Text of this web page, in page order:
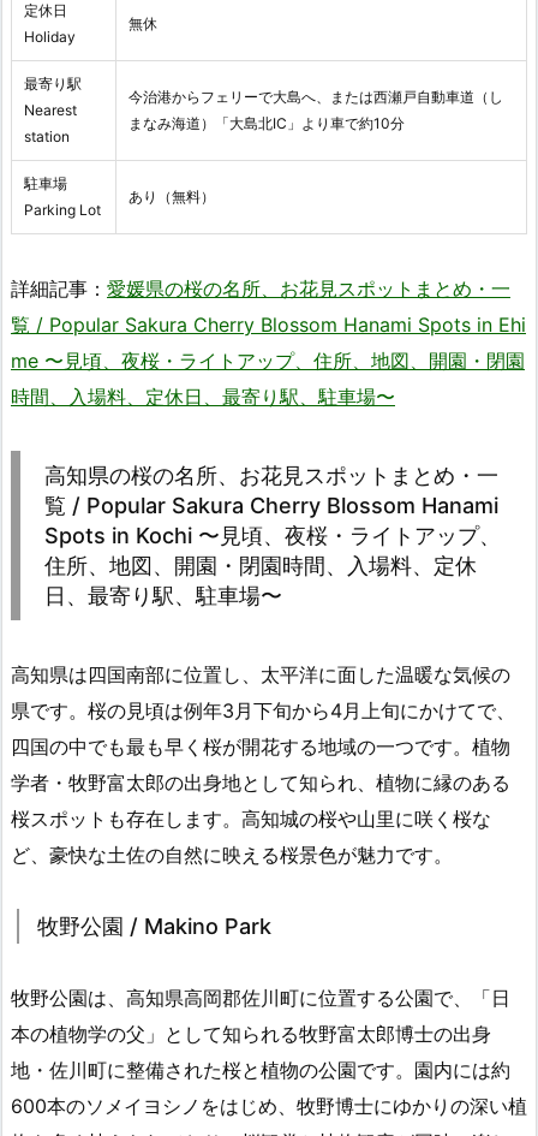
定休日
Holiday
無休
最寄り駅
Nearest
station
今治港からフェリーで大島へ、または西瀬戸自動車道（し
まなみ海道）「大島北IC」より車で約10分
駐車場
Parking Lot
あり（無料）
詳細記事： 愛媛県の桜の名所、お花見スポットまとめ・一
覧 / Popular Sakura Cherry Blossom Hanami Spots in Ehi
me 〜見頃、夜桜・ライトアップ、住所、地図、開園・閉園
時間、入場料、定休日、最寄り駅、駐車場〜
高知県の桜の名所、お花見スポットまとめ・一
覧 / Popular Sakura Cherry Blossom Hanami
Spots in Kochi 〜見頃、夜桜・ライトアップ、
住所、地図、開園・閉園時間、入場料、定休
日、最寄り駅、駐車場〜
高知県は四国南部に位置し、太平洋に面した温暖な気候の
県です。桜の見頃は例年3月下旬から4月上旬にかけてで、
四国の中でも最も早く桜が開花する地域の一つです。植物
学者・牧野富太郎の出身地として知られ、植物に縁のある
桜スポットも存在します。高知城の桜や山里に咲く桜な
ど、豪快な土佐の自然に映える桜景色が魅力です。
牧野公園 / Makino Park
牧野公園は、高知県高岡郡佐川町に位置する公園で、「日
本の植物学の父」として知られる牧野富太郎博士の出身
地・佐川町に整備された桜と植物の公園です。園内には約
600本のソメイヨシノをはじめ、牧野博士にゆかりの深い植